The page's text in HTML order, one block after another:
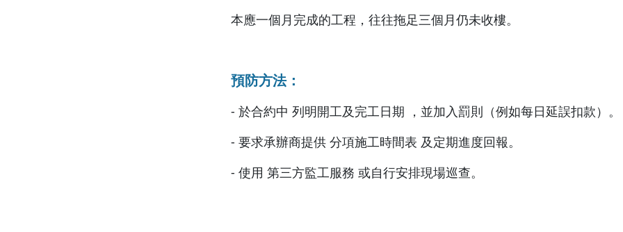
本應一個月完成的工程，往往拖足三個月仍未收樓。
預防方法：
- 於合約中 列明開工及完工日期 ，並加入罰則（例如每日延誤扣款）。
- 要求承辦商提供 分項施工時間表 及定期進度回報。
- 使用 第三方監工服務 或自行安排現場巡查。